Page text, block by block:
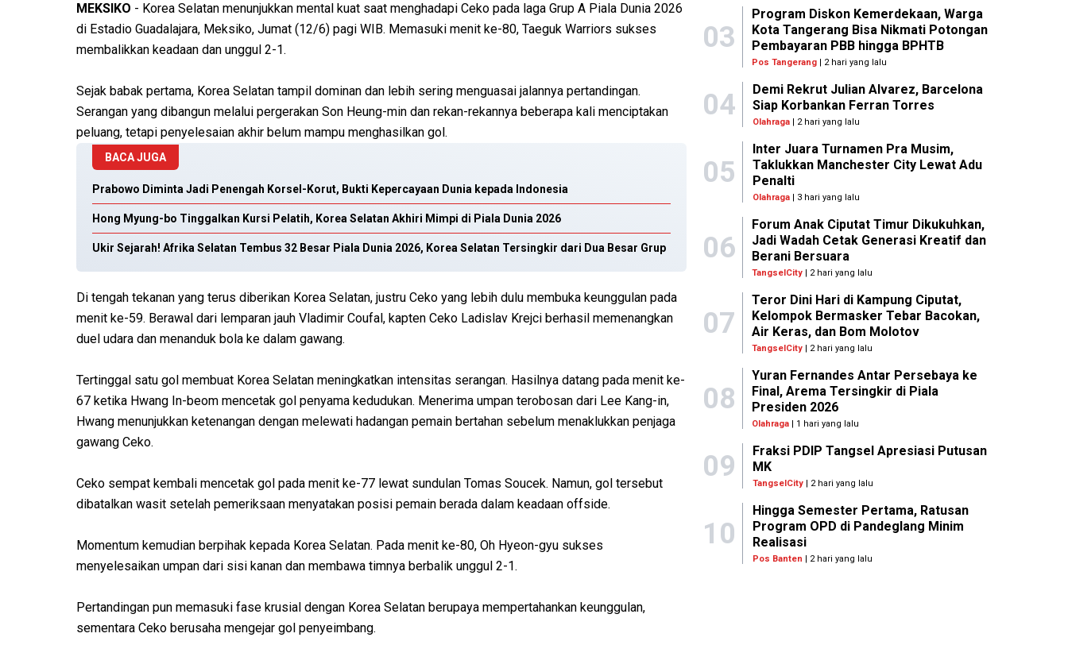
MEKSIKO - Korea Selatan menunjukkan mental kuat saat menghadapi Ceko pada laga Grup A Piala Dunia 2026
di Estadio Guadalajara, Meksiko, Jumat (12/6) pagi WIB. Memasuki menit ke-80, Taeguk Warriors sukses
membalikkan keadaan dan unggul 2-1.
Sejak babak pertama, Korea Selatan tampil dominan dan lebih sering menguasai jalannya pertandingan.
Serangan yang dibangun melalui pergerakan Son Heung-min dan rekan-rekannya beberapa kali menciptakan
peluang, tetapi penyelesaian akhir belum mampu menghasilkan gol.
BACA JUGA
Prabowo Diminta Jadi Penengah Korsel-Korut, Bukti Kepercayaan Dunia kepada Indonesia
Hong Myung-bo Tinggalkan Kursi Pelatih, Korea Selatan Akhiri Mimpi di Piala Dunia 2026
Ukir Sejarah! Afrika Selatan Tembus 32 Besar Piala Dunia 2026, Korea Selatan Tersingkir dari Dua Besar Grup
Di tengah tekanan yang terus diberikan Korea Selatan, justru Ceko yang lebih dulu membuka keunggulan pada
menit ke-59. Berawal dari lemparan jauh Vladimir Coufal, kapten Ceko Ladislav Krejci berhasil memenangkan
duel udara dan menanduk bola ke dalam gawang.
Tertinggal satu gol membuat Korea Selatan meningkatkan intensitas serangan. Hasilnya datang pada menit ke-
67 ketika Hwang In-beom mencetak gol penyama kedudukan. Menerima umpan terobosan dari Lee Kang-in,
Hwang menunjukkan ketenangan dengan melewati hadangan pemain bertahan sebelum menaklukkan penjaga
gawang Ceko.
Ceko sempat kembali mencetak gol pada menit ke-77 lewat sundulan Tomas Soucek. Namun, gol tersebut
dibatalkan wasit setelah pemeriksaan menyatakan posisi pemain berada dalam keadaan offside.
Momentum kemudian berpihak kepada Korea Selatan. Pada menit ke-80, Oh Hyeon-gyu sukses
menyelesaikan umpan dari sisi kanan dan membawa timnya berbalik unggul 2-1.
Pertandingan pun memasuki fase krusial dengan Korea Selatan berupaya mempertahankan keunggulan,
sementara Ceko berusaha mengejar gol penyeimbang.
03
Program Diskon Kemerdekaan, Warga
Kota Tangerang Bisa Nikmati Potongan
Pembayaran PBB hingga BPHTB
Pos Tangerang | 2 hari yang lalu
04
Demi Rekrut Julian Alvarez, Barcelona
Siap Korbankan Ferran Torres
Olahraga| 2 hari yang lalu
05
Inter Juara Turnamen Pra Musim,
Taklukkan Manchester City Lewat Adu
Penalti
Olahraga| 3 hari yang lalu
06
Forum Anak Ciputat Timur Dikukuhkan,
Jadi Wadah Cetak Generasi Kreatif dan
Berani Bersuara
TangselCity | 2 hari yang lalu
07
Teror Dini Hari di Kampung Ciputat,
Kelompok Bermasker Tebar Bacokan,
Air Keras, dan Bom Molotov
TangselCity | 2 hari yang lalu
08
Yuran Fernandes Antar Persebaya ke
Final, Arema Tersingkir di Piala
Presiden 2026
Olahraga | 1 hari yang lalu
09
Fraksi PDIP Tangsel Apresiasi Putusan
MK
TangselCity| 2 hari yang lalu
10
Hingga Semester Pertama, Ratusan
Program OPD di Pandeglang Minim
Realisasi
Pos Banten | 2 hari yang lalu